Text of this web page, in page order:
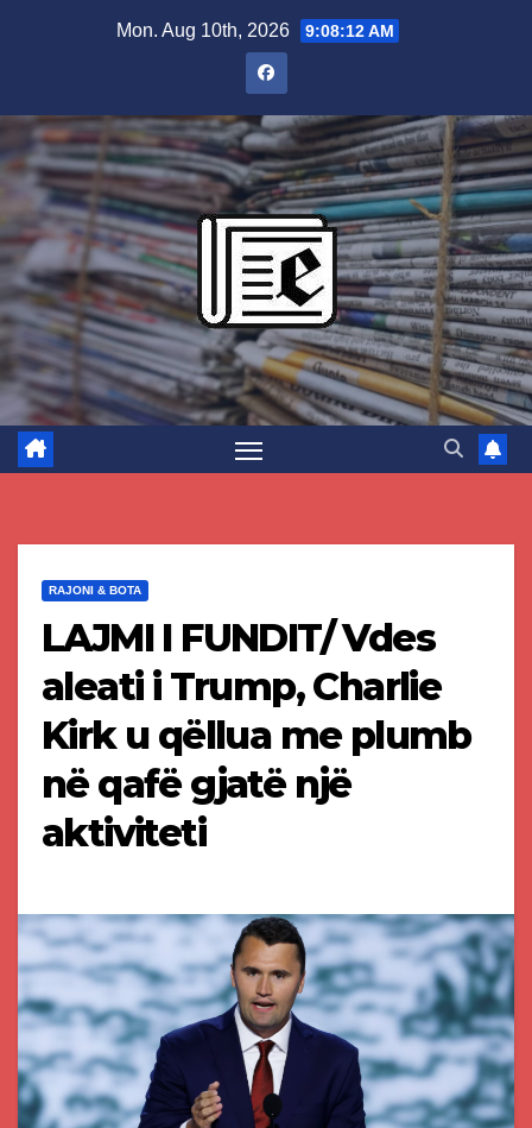
Mon. Aug 10th, 2026 9:08:13 AM
RAJONI & BOTA
LAJMI I FUNDIT/ Vdes
aleati i Trump, Charlie
Kirk u qëllua me plumb
në qafë gjatë një
aktiviteti